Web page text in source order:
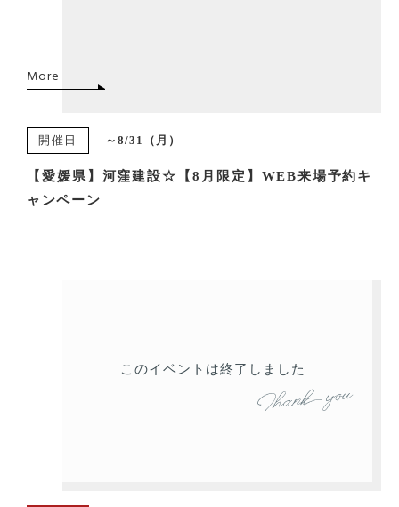
More
開催日 ～8/31（月）
【愛媛県】河窪建設☆【8月限定】WEB来場予約キ
ャンペーン
このイベントは終了しました